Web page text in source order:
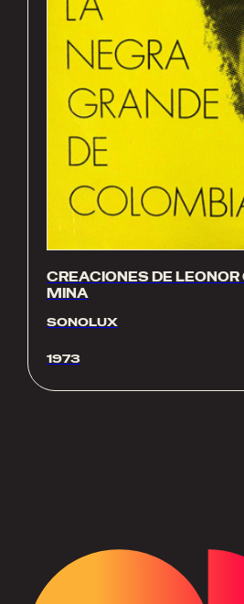
CREACIONES DE
MINA
SONOLUX
1973